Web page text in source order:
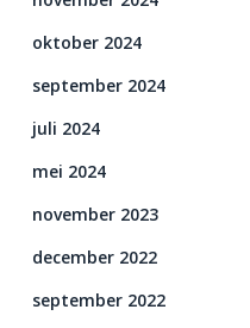
oktober 2024
september 2024
juli 2024
mei 2024
november 2023
december 2022
september 2022